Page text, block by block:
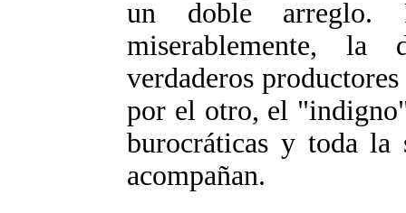
un doble arreglo.
miserablemente, la
verdaderos
por el otro, el
burocráticas y toda la
acompañan.